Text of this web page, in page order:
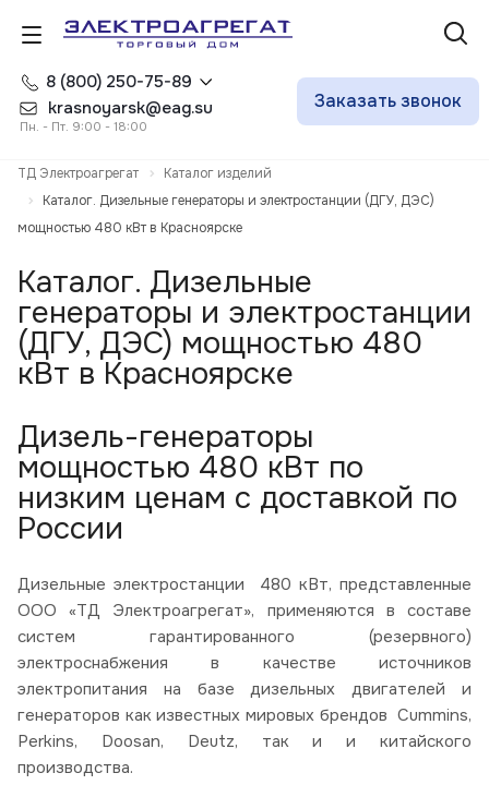
8 (800) 250-75-89
krasnoyarsk@eag.su
Пн. - Пт. 9:00 - 18:00
Заказать звонок
ТД Электроагрегат
Каталог изделий
Каталог. Дизельные генераторы и электростанции (ДГУ, ДЭС)
мощностью 480 кВт в Красноярске
Каталог. Дизельные
генераторы и электростанции
(ДГУ, ДЭС) мощностью 480
кВт в Красноярске
Дизель-генераторы
мощностью 480 кВт по
низким ценам с доставкой по
России
Дизельные электростанции 480 кВт, представленные
ООО «ТД Электроагрегат», применяются в составе
систем гарантированного (резервного)
электроснабжения в качестве источников
электропитания на базе дизельных двигателей и
генераторов как известных мировых брендов Cummins,
Perkins, Doosan, Deutz, так и и китайского
производства.